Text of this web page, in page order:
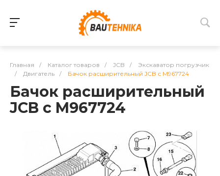
Главная / Каталог товаров / JCB /
Экскаватор погрузчик
/
Двигатель / Бачок расширительный JCB с M967724
Бачок расширительный
JCB с M967724